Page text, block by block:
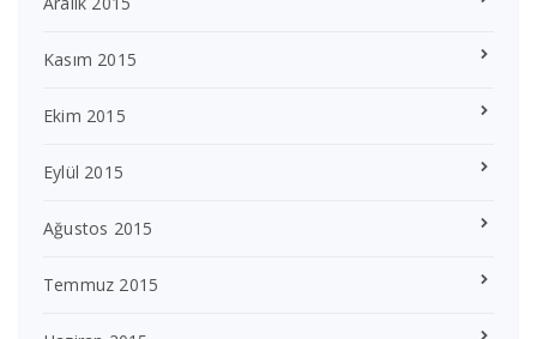
Kasım 2015
Ekim 2015
Eylül 2015
Ağustos 2015
Temmuz 2015